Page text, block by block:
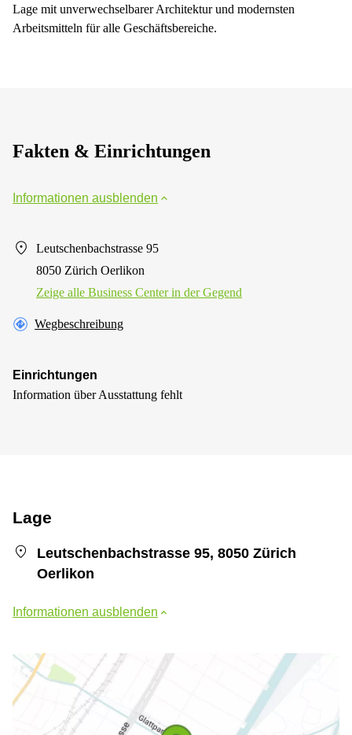
Lage mit unverwechselbarer Architektur und modernsten
Arbeitsmitteln für alle Geschäftsbereiche.
Fakten & Einrichtungen
Informationen ausblenden
Leutschenbachstrasse 95
8050 Zürich Oerlikon
Zeige alle Business Center in der Gegend
Wegbeschreibung
Einrichtungen
Information über Ausstattung fehlt
Lage
Leutschenbachstrasse 95, 8050 Zürich
Oerlikon
Informationen ausblenden